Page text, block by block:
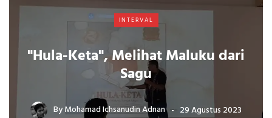
INTERVAL
"Hula-Keta", Melihat Maluku dari
Sagu
ByMohamad Ichsanudin Adnan 29 Agustus 2023